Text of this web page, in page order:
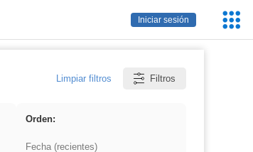
Iniciar sesión
Limpiar filtros Filtros
Orden:
Fecha (recientes)